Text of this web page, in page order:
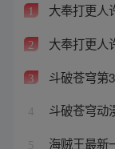
1 大奉打更人
2 大奉打更人
3 斗破苍穹第
4 斗破苍穹动
5 海贼王最新